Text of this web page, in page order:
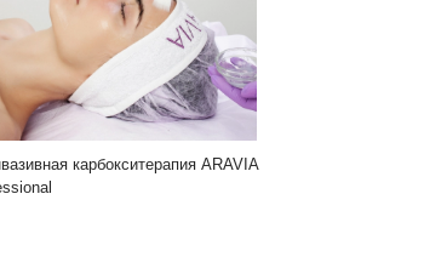
карбокситерапия ARAVIA